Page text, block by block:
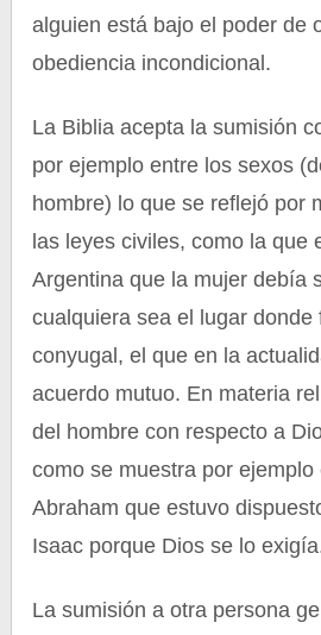
alguien está bajo el poder de
obediencia incondicional.
La Biblia acepta la sumisión
por ejemplo entre los sexos
hombre) lo que se reflejó por
las leyes civiles, como la que
Argentina que la mujer debía
cualquiera sea el lugar donde
conyugal, el que en la
acuerdo mutuo. En materia
del hombre con respecto a
como se muestra por
Abraham que estuvo
Isaac porque Dios se lo
La sumisión a otra persona